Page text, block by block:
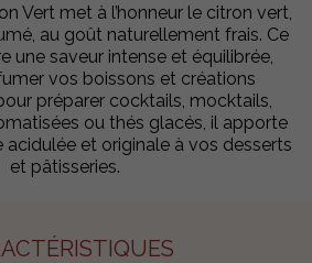
Vert met à l’honneur le citron vert,
au goût naturellement frais. Ce
une saveur intense et équilibrée,
vos boissons et créations
préparer cocktails, mocktails,
ou thés glacés, il apporte
et originale à vos desserts
et pâtisseries.